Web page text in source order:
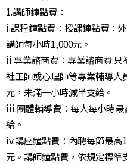
1.講師鐘點費：
i.課程鐘點費：授課鐘點費：
講師每小時1,000元。
ii.專業諮商費：專業諮商費:
社工師或心理師等專業輔導
元，未滿一小時減半支給。
iii.團體輔導費：每人每小時
給。
iv.講座鐘點費：內聘每節最
元。講師鐘點費，依規定標